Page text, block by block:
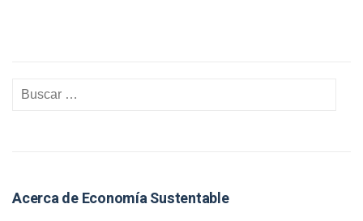
Acerca de Economía Sustentable